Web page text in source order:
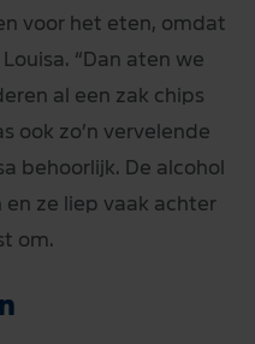
voor het eten, omdat
“Dan aten we
al een zak chips
ook zo’n vervelende
behoorlijk. De alcohol
ze liep vaak achter
om.